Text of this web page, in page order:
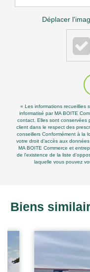
Déplacer
« Les informations recueillies
informatisé par MA BOITE
contact. Elles sont conservées
client dans le respect des
conseillers Conformément à la
votre droit d'accès aux
MA BOITE Commerce et
de l'existence de la liste
laquelle vous pouvez
Biens